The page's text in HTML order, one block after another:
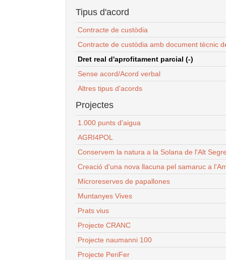
Tipus d'acord
Contracte de custòdia
Contracte de custòdia amb document tècnic
Dret real d'aprofitament parcial (-)
Sense acord/Acord verbal
Altres tipus d'acords
Projectes
1.000 punts d'aigua
AGRI4POL
Conservem la natura a la Solana de l'Alt
Creació d'una nova llacuna pel samaruc a
Microreserves de papallones
Muntanyes Vives
Prats vius
Projecte CRANC
Projecte naumanni 100
Projecte PeriFer